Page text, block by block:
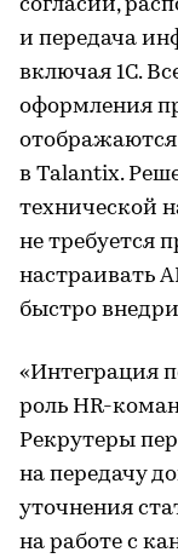
согласий,
и передача
включая 1С.
оформления
в Talantix.
технической
не требуется
настраивать
быстро
«Интеграция
роль HR-
Рекрутеры
на передачу
уточнения
на работе с